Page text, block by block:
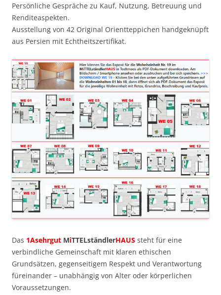
Persönliche Gespräche zu Kauf, Nutzung, Betreuung und
Renditeaspekten.
Ausstellung von 42 Original Orientteppichen handgeknüpft
aus Persien mit Echtheitszertifikat.
Das 1Asehrgut MiTTELständlerHAUS steht für eine
verbindliche Gemeinschaft mit klaren ethischen
Grundsätzen, gegenseitigem Respekt und Verantwortung
füreinander – unabhängig von Alter oder körperlichen
Voraussetzungen.